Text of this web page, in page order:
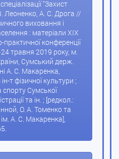
"Захист
Леоненко, А. С. Дрога //
виховання і
: матеріали XIX
конференції
травня 2019 року, м.
Сумський держ.
А. С. Макаренка,
т фізичної культури ;
спорту Сумської
та ін. ; [редкол.:
О. А. Томенко та
А. С. Макаренка],